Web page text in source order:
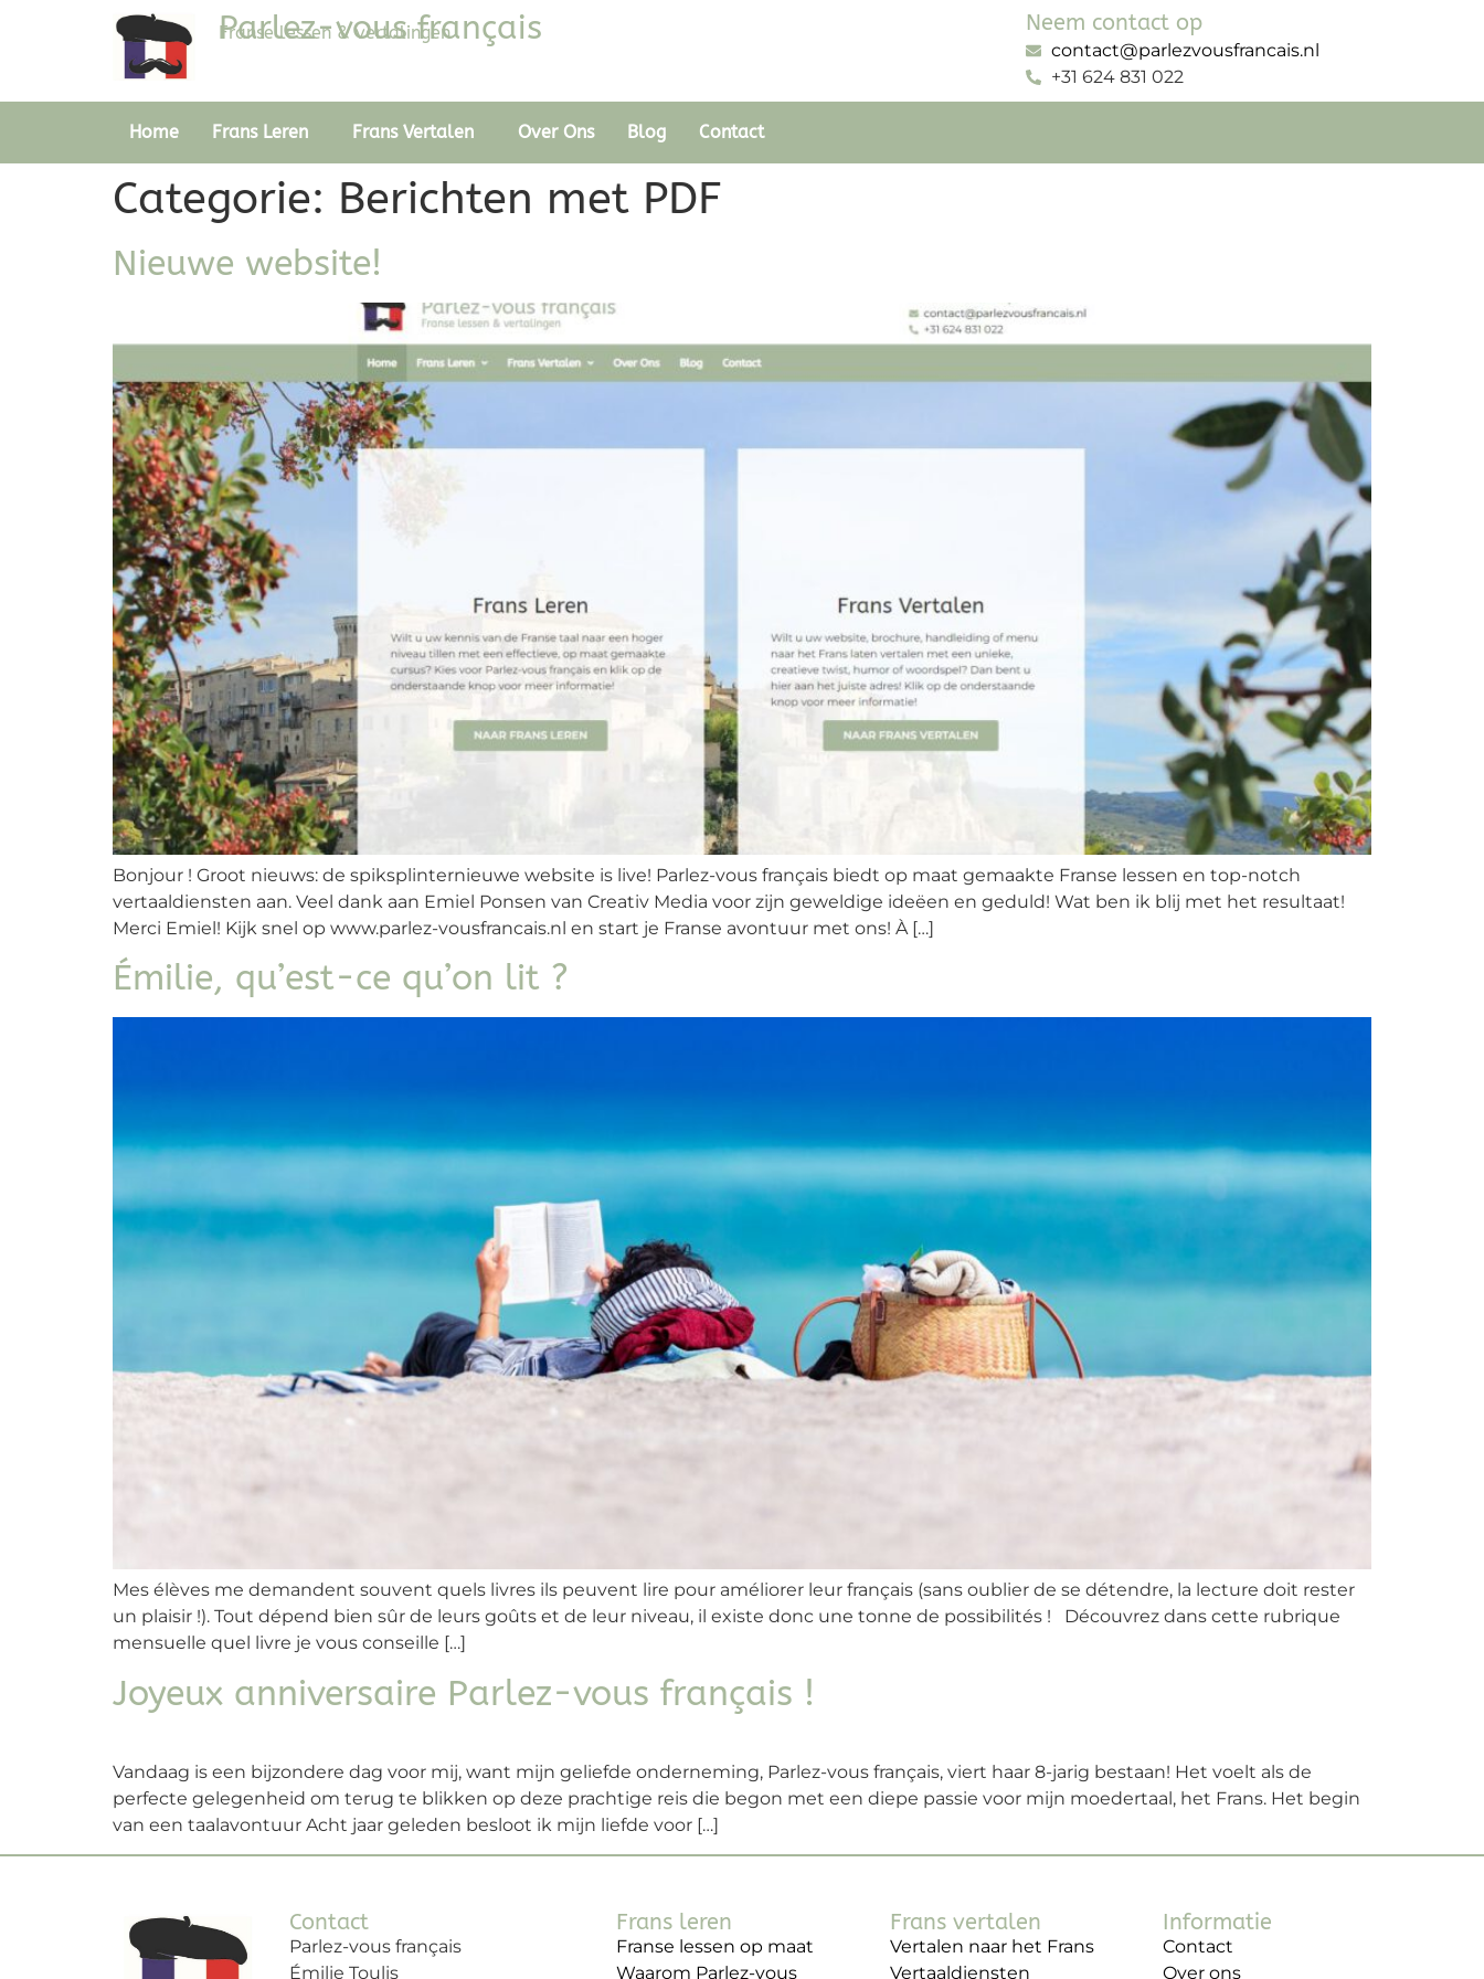
Parlez-vous français
Franse lessen & vertalingen Neem contact op
contact@parlezvousfrancais.nl
+31 624 831 022
Home Frans Leren Frans Vertalen Over Ons Blog Contact
Categorie: Berichten met PDF
Nieuwe website!
Bonjour ! Groot nieuws: de spiksplinternieuwe website is live! Parlez-vous français biedt op maat gemaakte Franse lessen en top-notch
vertaaldiensten aan. Veel dank aan Emiel Ponsen van Creativ Media voor zijn geweldige ideëen en geduld! Wat ben ik blij met het resultaat!
Merci Emiel! Kijk snel op www.parlez-vousfrancais.nl en start je Franse avontuur met ons! À […]
Émilie, qu’est-ce qu’on lit ?
Mes élèves me demandent souvent quels livres ils peuvent lire pour améliorer leur français (sans oublier de se détendre, la lecture doit rester
un plaisir !). Tout dépend bien sûr de leurs goûts et de leur niveau, il existe donc une tonne de possibilités ! Découvrez dans cette rubrique
mensuelle quel livre je vous conseille […]
Joyeux anniversaire Parlez-vous français !
Vandaag is een bijzondere dag voor mij, want mijn geliefde onderneming, Parlez-vous français, viert haar 8-jarig bestaan! Het voelt als de
perfecte gelegenheid om terug te blikken op deze prachtige reis die begon met een diepe passie voor mijn moedertaal, het Frans. Het begin
van een taalavontuur Acht jaar geleden besloot ik mijn liefde voor […]
Contact
Parlez-vous français
Émilie Toulis
Frans leren
Franse lessen op maat
Waarom Parlez-vous
Frans vertalen
Vertalen naar het Frans
Vertaaldiensten
Informatie
Contact
Over ons